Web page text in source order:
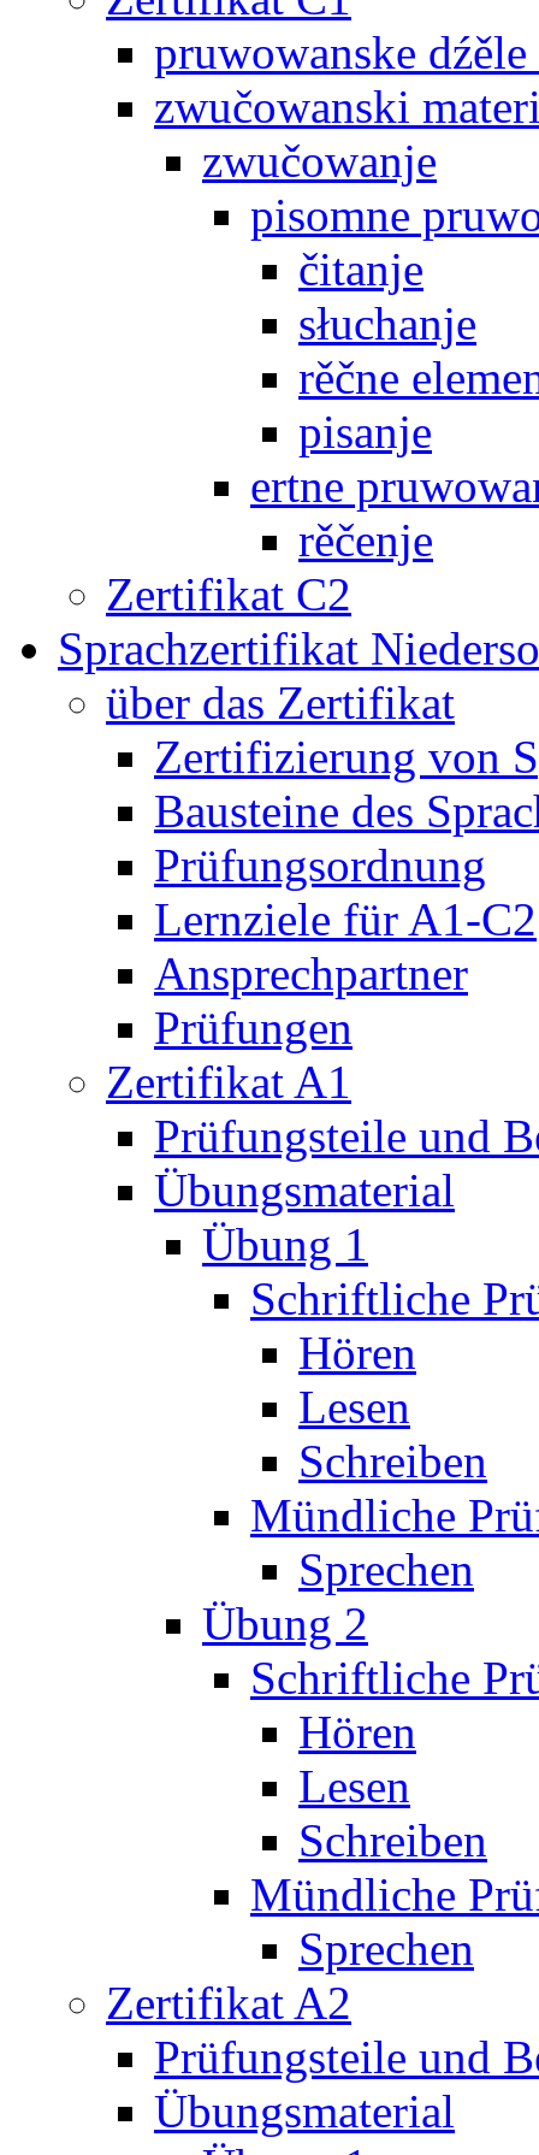
pruwowanske
zwučowanski
zwučowanje
pisomne
čitanje
słuchanje
rěčne
pisanje
ertne
rěčenje
Zertifikat C2
Sprachzertifikat
über das Zertifikat
Zertifizierung von
Bausteine des
Prüfungsordnung
Lernziele für A1-C2
Ansprechpartner
Prüfungen
Zertifikat A1
Prüfungsteile und
Übungsmaterial
Übung 1
Schriftliche
Hören
Lesen
Schreiben
Mündliche
Sprechen
Übung 2
Schriftliche
Hören
Lesen
Schreiben
Mündliche
Sprechen
Zertifikat A2
Prüfungsteile und
Übungsmaterial